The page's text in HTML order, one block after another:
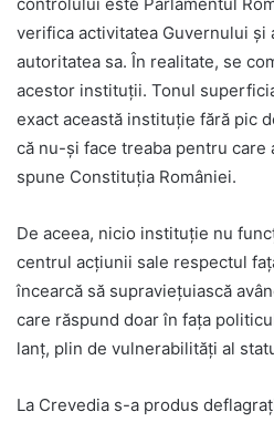
controlului este Parlamentul
verifica activitatea Guvernului
autoritatea sa. În realitate, se
acestor instituții. Tonul
exact această instituție fără pic
că nu-și face treaba pentru care
spune Constituția României.
De aceea, nicio instituție nu
centrul acțiunii sale respectul
încearcă să supraviețuiască
care răspund doar în fața
lanț, plin de vulnerabilități al
La Crevedia s-a produs